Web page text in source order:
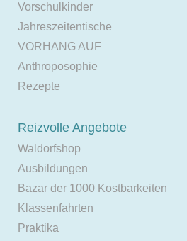
Vorschulkinder
Jahreszeitentische
VORHANG AUF
Anthroposophie
Rezepte
Reizvolle Angebote
Waldorfshop
Ausbildungen
Bazar der 1000 Kostbarkeiten
Klassenfahrten
Praktika